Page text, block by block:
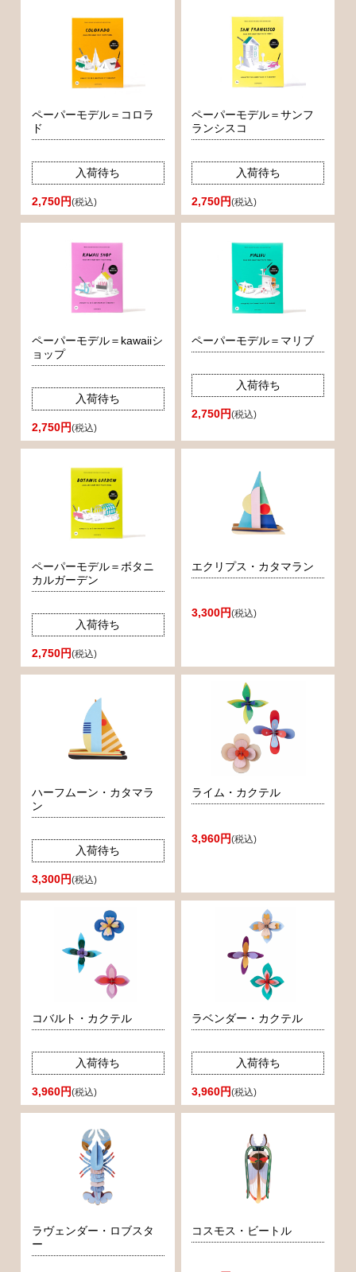
ペーパーモデル＝コロラ
ド
入荷待ち
2,750円(税込)
ペーパーモデル＝サンフ
ランシスコ
入荷待ち
2,750円(税込)
ペーパーモデル＝kawaiiシ
ョップ
入荷待ち
2,750円(税込)
ペーパーモデル＝マリブ
入荷待ち
2,750円(税込)
ペーパーモデル＝ボタニ
カルガーデン
入荷待ち
2,750円(税込)
エクリプス・カタマラン
3,300円(税込)
ハーフムーン・カタマラ
ン
入荷待ち
3,300円(税込)
ライム・カクテル
3,960円(税込)
コバルト・カクテル
入荷待ち
3,960円(税込)
ラベンダー・カクテル
入荷待ち
3,960円(税込)
ラヴェンダー・ロブスタ
ー
コスモス・ビートル